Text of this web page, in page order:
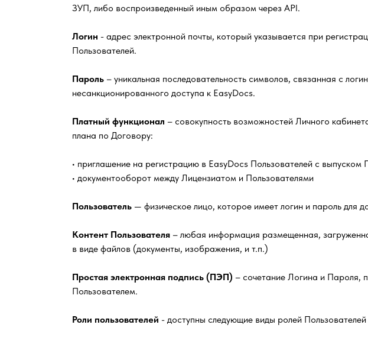
ЗУП, либо воспроизведенный иным образом через API.
Логин - адрес электронной почты, который указывается при
Пользователей.
Пароль – уникальная последовательность символов, связанная с
несанкционированного доступа к EasyDocs.
Платный функционал – совокупность возможностей Личного
плана по Договору:
• приглашение на регистрацию в EasyDocs Пользователей с
• документооборот между Лицензиатом и Пользователями
Пользователь — физическое лицо, которое имеет логин и пароль для
Контент Пользователя – любая информация размещенная,
в виде файлов (документы, изображения, и т.п.)
Простая электронная подпись (ПЭП) – сочетание Логина и Пароля,
Пользователем.
Роли пользователей - доступны следующие виды ролей